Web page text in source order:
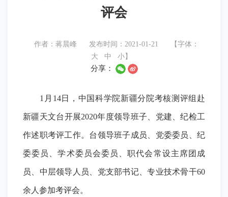
评会
作者：蒋晨峰 发布时间：2021-01-21
【字体：
大
中 小 】
分享：
1月14日，中国科学院新疆分院考核测评组赴
新疆天文台开展2020年度领导班子、党建、纪检工
作述职考评工作。台领导班子成员、党委委员、纪
委委员、学术委员会委员、职代会常设主席团成
员、中层领导人员、党支部书记、专业技术骨干60
余人参加考评会。